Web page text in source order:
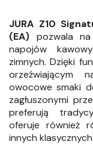
JURA Z10
(EA) pozwala
napojów
zimnych. Dzięki
orzeźwiającym
owocowe smaki
zagłuszonymi
preferują
oferuje również
innych